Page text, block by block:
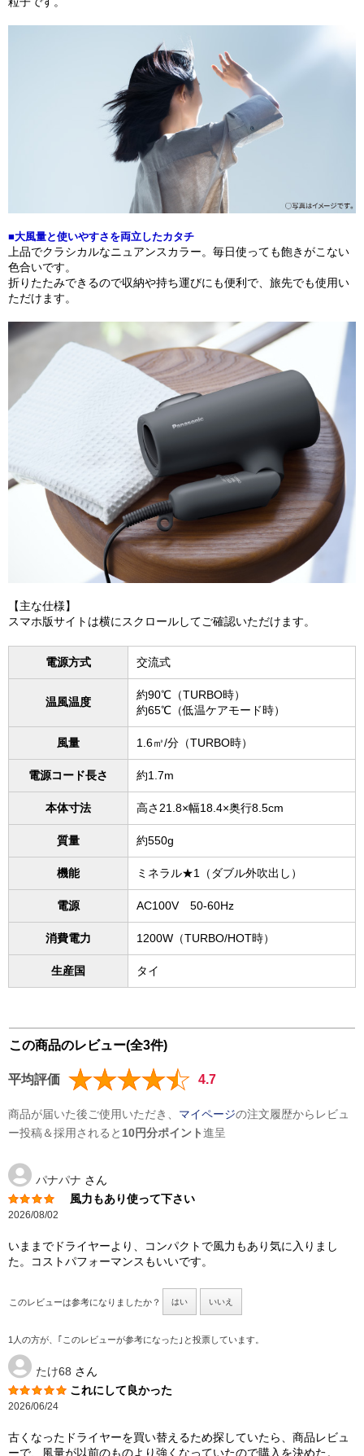
■大風量と使いやすさを両立したカタチ
上品でクラシカルなニュアンスカラー。毎日使っても飽きがこない
色合いです。
折りたたみできるので収納や持ち運びにも便利で、旅先でも使用い
ただけます。
【主な仕様】
スマホ版サイトは横にスクロールしてご確認いただけます。
電源方式 交流式
温風温度
約90℃（TURBO時）
約65℃（低温ケアモード時）
風量 1.6㎥/分（TURBO時）
電源コード長さ 約1.7m
本体寸法 高さ21.8×幅18.4×奥行8.5cm
質量 約550g
機能 ミネラル★1（ダブル外吹出し）
電源 AC100V 50-60Hz
消費電力 1200W（TURBO/HOT時）
生産国 タイ
この商品のレビュー(全3件)
平均評価 4.7
商品が届いた後ご使用いただき、 マイページの注文履歴からレビュ
ー投稿＆採用されると 10円分ポイント進呈
パナパナ さん
風力もあり使って下さい
2026/08/02
いままでドライヤーより、コンパクトで風力もあり気に入りまし
た。コストパフォーマンスもいいです。
このレビューは参考になりましたか？ はい いいえ
1人の方が、｢このレビューが参考になった｣と投票しています。
たけ68 さん
これにして良かった
2026/06/24
古くなったドライヤーを買い替えるため探していたら、商品レビュ
ーで、風量が以前のものより強くなっていたので購入を決めた。